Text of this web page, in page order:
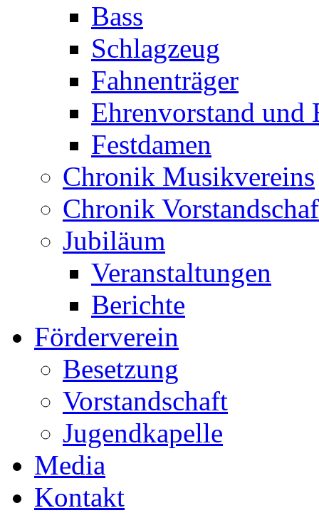
Bass
Schlagzeug
Fahnenträger
Ehrenvorstand und
Festdamen
Chronik Musikvereins
Chronik
Jubiläum
Veranstaltungen
Berichte
Förderverein
Besetzung
Vorstandschaft
Jugendkapelle
Media
Kontakt